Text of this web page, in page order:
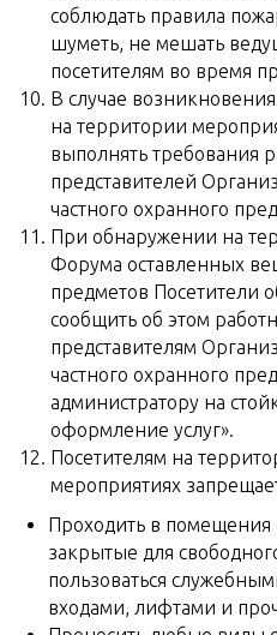
соблюдать правила
шуметь, не мешать
посетителям во время
В случае
на территории
выполнять требования
представителей
частного охранного
При обнаружении на
Форума оставленных
предметов Посетители
сообщить об этом
представителям
частного охранного
администратору на
оформление услуг».
Посетителям на
мероприятиях
Проходить в
закрытые для
пользоваться
входами, лифтами и